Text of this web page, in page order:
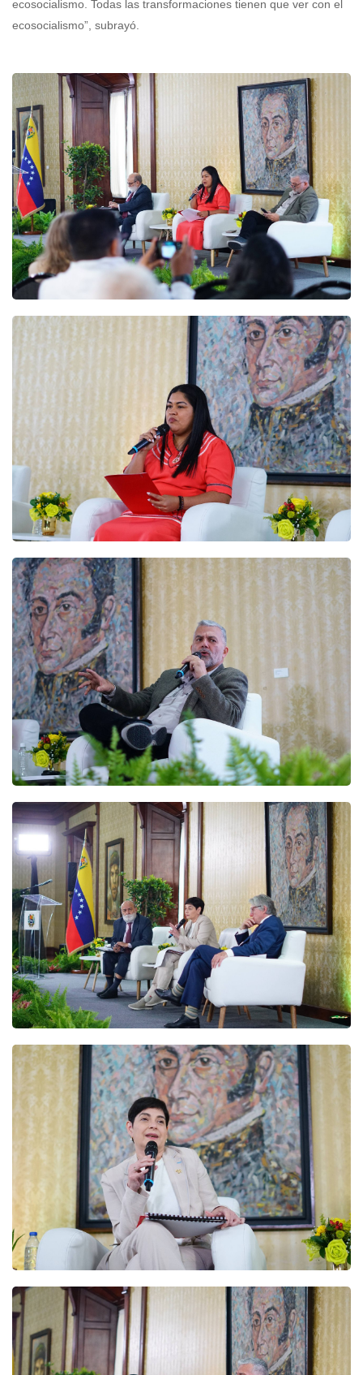
ecosocialismo. Todas las transformaciones tienen que ver con el
ecosocialismo”, subrayó.